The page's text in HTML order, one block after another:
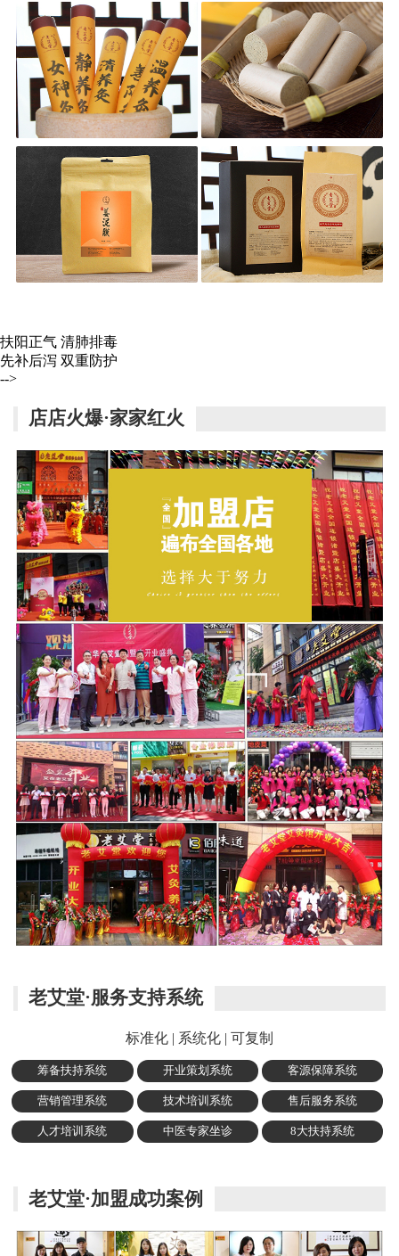
扶阳正气 清肺排毒
先补后泻 双重防护
-->
店店火爆·家家红火
老艾堂·服务支持系统
标准化 | 系统化 | 可复制
筹备扶持系统 开业策划系统 客源保障系统
营销管理系统 技术培训系统 售后服务系统
人才培训系统 中医专家坐诊 8大扶持系统
老艾堂·加盟成功案例